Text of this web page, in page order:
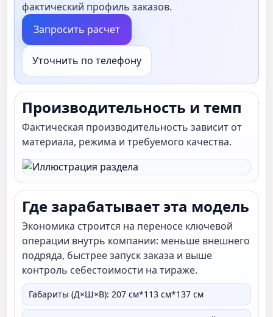
фактический профиль заказов.
Запросить расчет
Уточнить по телефону
Производительность и темп
Фактическая производительность зависит от
материала, режима и требуемого качества.
Где зарабатывает эта модель
Экономика строится на переносе ключевой
операции внутрь компании: меньше внешнего
подряда, быстрее запуск заказа и выше
контроль себестоимости на тираже.
Габариты (Д×Ш×В): 207 см*113 см*137 см